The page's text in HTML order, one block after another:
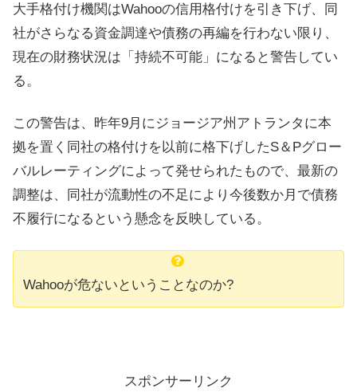
大手格付け機関はWahooの信用格付けを引き下げ、同
社がさらなる資金調達や債務の再編を行わない限り、
現在の財務状況は「持続不可能」になると警告してい
る。
この警告は、昨年9月にジョージア州アトランタに本
拠を置く同社の格付けを以前に格下げしたS＆Pグロー
バルレーティングによって発せられたもので、最新の
調整は、同社が流動性の不足により今後数か月で債務
不履行になるという懸念を反映している。
Wahooが危ないということなのか?
スポンサーリンク